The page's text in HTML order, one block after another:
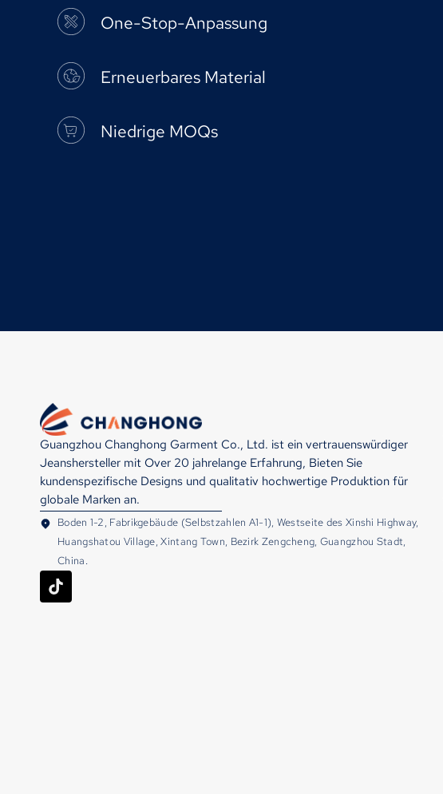
One-Stop-Anpassung
Erneuerbares Material
Niedrige MOQs
Guangzhou Changhong Garment Co., Ltd. ist ein vertrauenswürdiger
Jeanshersteller mit Over 20 jahrelange Erfahrung, Bieten Sie
kundenspezifische Designs und qualitativ hochwertige Produktion für
globale Marken an.
Boden 1-2, Fabrikgebäude (Selbstzahlen A1-1), Westseite des Xinshi Highway,
Huangshatou Village, Xintang Town, Bezirk Zengcheng, Guangzhou Stadt,
China.